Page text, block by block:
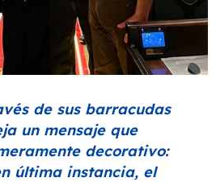
de sus barracudas
un mensaje que
decorativo:
última instancia, el